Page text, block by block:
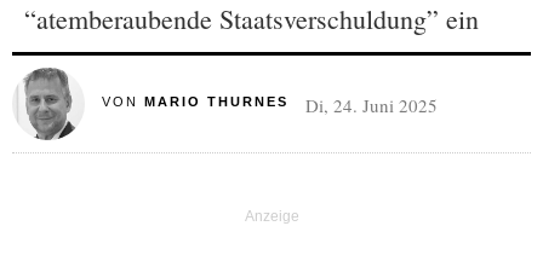
“atemberaubende Staatsverschuldung” ein
VON MARIO THURNES Di, 24. Juni 2025